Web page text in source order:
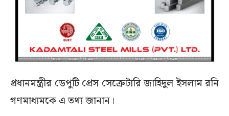
প্রধানমন্ত্রীর ডেপুটি প্রেস সেক্রেটারি জাহিদুল ইসলাম রনি
গণমাধ্যমকে এ তথ্য জানান।